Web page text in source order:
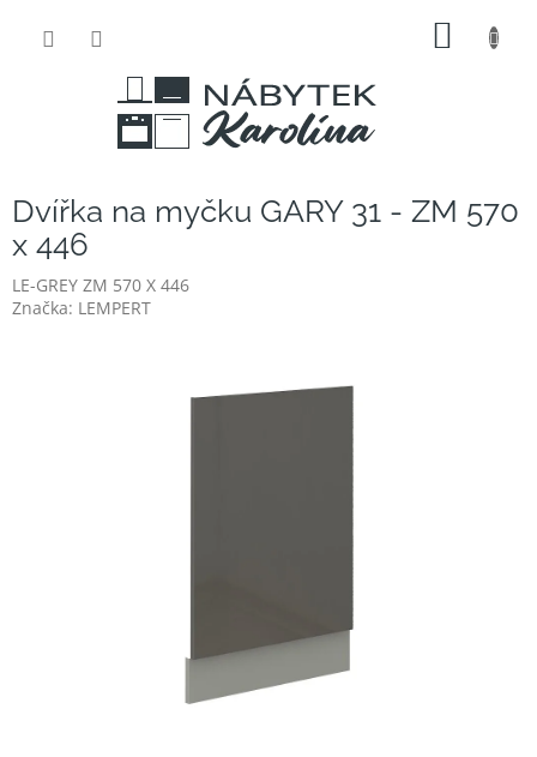
Dvířka na myčku GARY 31 - ZM 570
x 446
LE-GREY ZM 570 X 446
Značka: LEMPERT